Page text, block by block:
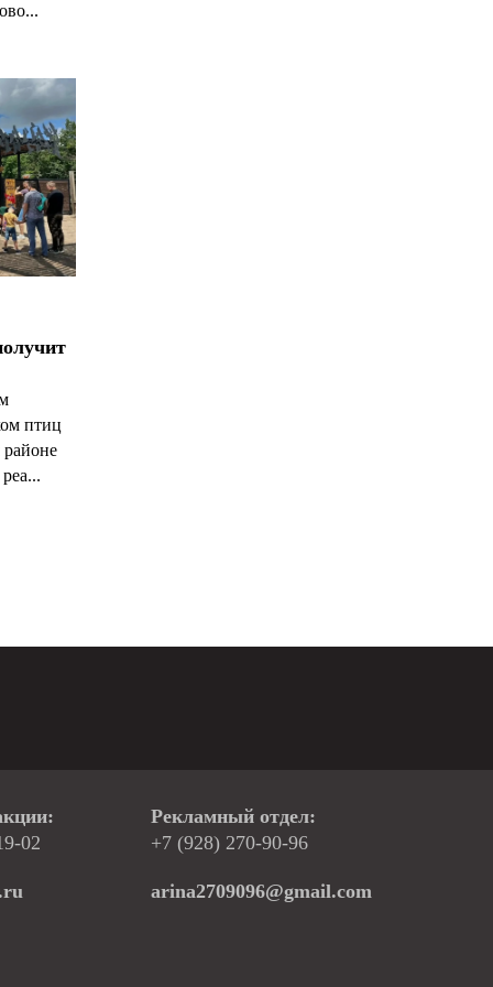
птиц
02
Рекламный отдел:
+7 (928) 270-90-96
arina2709096@gmail.com